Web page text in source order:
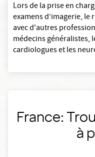
Lors de la prise en
examens d’imagerie,
avec d'autres
médecins généralistes,
cardiologues et les
France:
à